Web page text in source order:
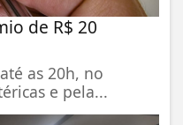
de R$ 20
as 20h, no
e pela...